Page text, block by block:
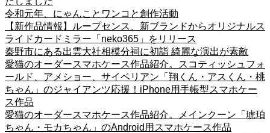
令和元年、にゃんことワンコと創作活動
【新作品情報】ループセンス、新ブランドからオリジナルス
ライドカードミラー「neko365」をリリース
秦野市にある出雲大社相模分祠に初詣 綺麗な演出が素敵
愛猫のオーダースマホケース作品紹介。スコティッシュフォ
ールド、アメショー、サイベリアン「翔くん・アスくん・桃
ちゃん」のジャイアンツ応援！iPhone用手帳型スマホケー
ス作品
愛猫のオーダースマホケース作品紹介。メインクーン「琥珀
ちゃん・モカちゃん」のAndroid用スマホケース作品